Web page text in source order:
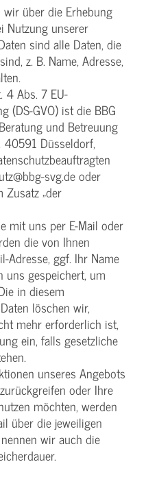
über die Erhebung
Nutzung unserer
sind alle Daten, die
z. B. Name, Adresse,
4 Abs. 7 EU-
(DS-GVO) ist die BBG
und Betreuung
40591 Düsseldorf,
svg.de oder
„der
mit uns per E-Mail oder
die von Ihnen
Adresse, ggf. Ihr Name
uns gespeichert, um
in diesem
löschen wir,
mehr erforderlich ist,
ein, falls gesetzliche
unseres Angebots
oder Ihre
möchten, werden
über die jeweiligen
wir auch die